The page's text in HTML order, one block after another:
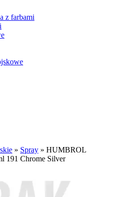
z farbami
» Spray » HUMBROL
191 Chrome Silver